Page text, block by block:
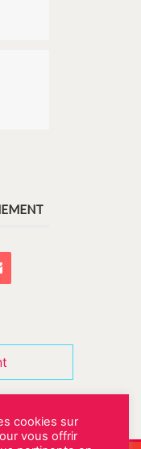
cookies sur
vous offrir